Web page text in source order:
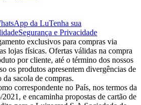
da LuTenha sua
Segurança e Privacidade
exclusivos para compras via
lojas físicas. Ofertas válidas na compra
por cliente, até o término dos nossos
os produtos apresentem divergências de
sacola de compras.
correspondente no País, nos termos da
e encaminha propostas de cartão de